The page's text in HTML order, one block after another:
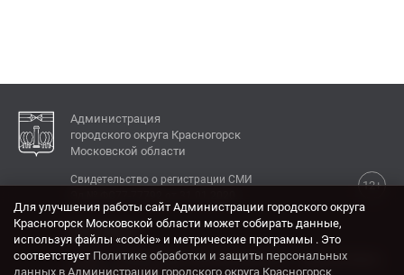
Администрация
городского округа Красногорск
Московской области
12+
Свидетельство о регистрации СМИ
КОНТАКТЫ
Адрес: 143404, Московская область, г. Красногорск,
Для улучшения работы сайт Администрации городского округа
Красногорск Московской области может собирать данные,
используя файлы «cookie» и метрические программы . Это
соответствует Политике обработки и защиты персональных
данных в Администрации городского округа Красногорск